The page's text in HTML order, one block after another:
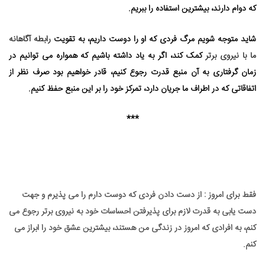
که دوام دارند، بیشترین استفاده را ببریم.
شاید متوجه شویم مرگ فردی که او را دوست داریم، به تقویترابطه آگاهانه
ما با نیروی برترکمک کند، اگر به یاد داشته باشیم که همواره می ⁯توانیم در
زمان گرفتاری به آن منبع قدرت رجوع کنیم، قادر خواهیم بود صرف نظر از
اتفاقاتی که در اطراف ما جریان دارد، تمرکز خود را بر این منبع حفظ کنیم.
***
فقط برای امروز : از دست دادن فردی که دوست دارم را می ⁯پذیرم و جهت
دست یابی به قدرت لازم برای پذیرفتن احساسات خود به نیروی برتر رجوع می
⁯کنم، به افرادی که امروز در زندگی من هستند، بیشترین عشق خود را ابراز می⁯
کنم.